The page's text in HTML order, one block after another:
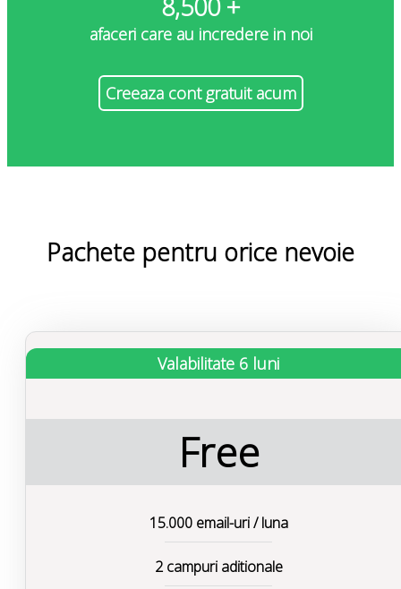
afaceri care au incredere in noi
Creeaza cont gratuit acum
Pachete pentru orice nevoie
Valabilitate 6 luni
Free
15.000 email-uri / luna
2 campuri aditionale